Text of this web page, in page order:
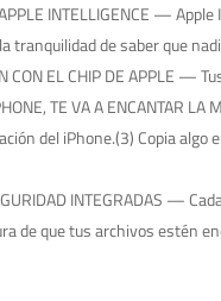
INTELLIGENCE —
tranquilidad de saber que
CON EL CHIP DE APPLE —
TE VA A
del iPhone.(3) Copia
INTEGRADAS —
de que tus archivos estén